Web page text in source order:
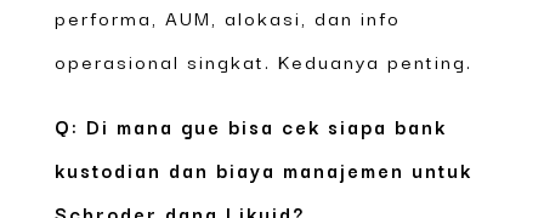
performa, AUM, alokasi, dan info
operasional singkat. Keduanya penting.
Q: Di mana gue bisa cek siapa bank
kustodian dan biaya manajemen untuk